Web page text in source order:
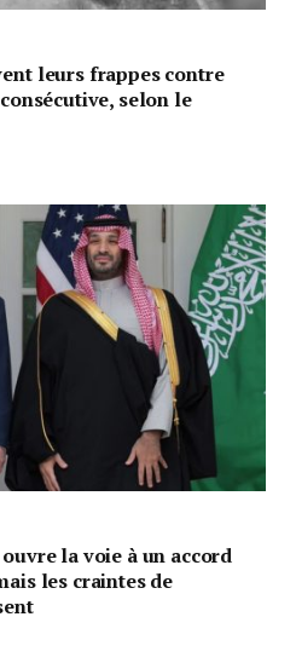
leurs frappes contre
selon le
la voie à un accord
les craintes de